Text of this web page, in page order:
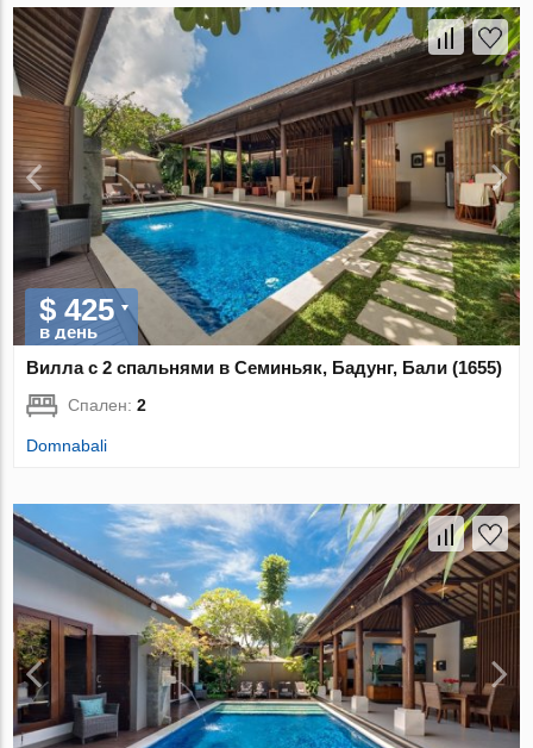
$ 425
в день
Вилла с 2 спальнями в Семиньяк, Бадунг, Бали (1655)
Спален:2
Domnabali